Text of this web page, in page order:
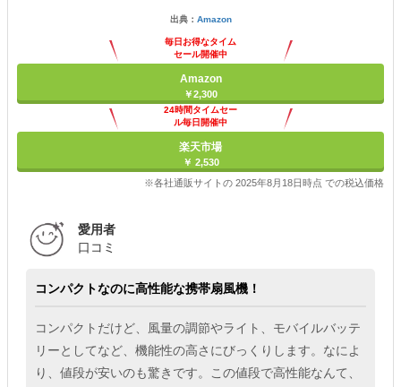
出典： Amazon
毎日お得なタイム
セール開催中
Amazon
￥2,300
24時間タイムセー
ル毎日開催中
楽天市場
￥ 2,530
※各社通販サイトの 2025年8月18日時点 での税込価格
愛用者
口コミ
コンパクトなのに高性能な携帯扇風機！
コンパクトだけど、風量の調節やライト、モバイルバッテ
リーとしてなど、機能性の高さにびっくりします。なによ
り、値段が安いのも驚きです。この値段で高性能なんて、